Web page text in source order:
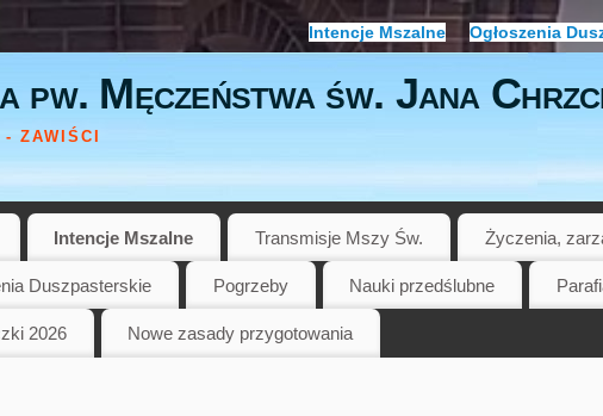
Intencje Mszalne Ogłoszenia
pw. Męczeństwa św. Jana
ZAWIŚCI
Intencje Mszalne Transmisje Mszy Św. Życzenia,
Duszpasterskie Pogrzeby Nauki przedślubne
2026 Nowe zasady przygotowania